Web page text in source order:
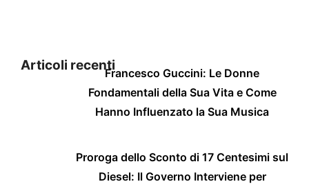
Articoli recentiFrancesco Guccini: Le Donne
Fondamentali della Sua Vita e Come
Hanno Influenzato la Sua Musica
Proroga dello Sconto di 17 Centesimi sul
Diesel: Il Governo Interviene per